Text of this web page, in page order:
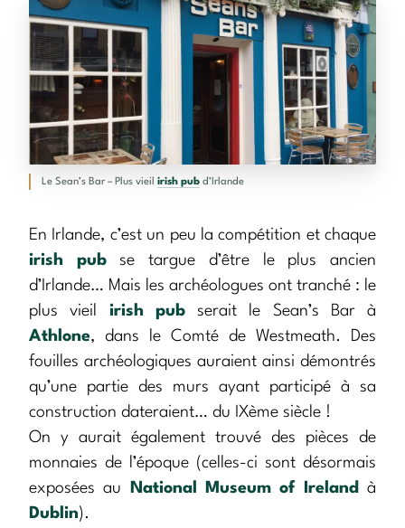
Le Sean’s Bar – Plus vieil irish pub d’Irlande
En Irlande, c’est un peu la compétition et chaque
irish pubse targue d’être le plus ancien
d’Irlande… Mais les archéologues ont tranché : le
plus vieil irish pubserait le Sean’s Bar à
Athlone, dans le Comté de Westmeath. Des
fouilles archéologiques auraient ainsi démontrés
qu’une partie des murs ayant participé à sa
construction dateraient… du IXème siècle !
On y aurait également trouvé des pièces de
monnaies de l’époque (celles-ci sont désormais
exposées au
National Museum of Ireland
à
Dublin).